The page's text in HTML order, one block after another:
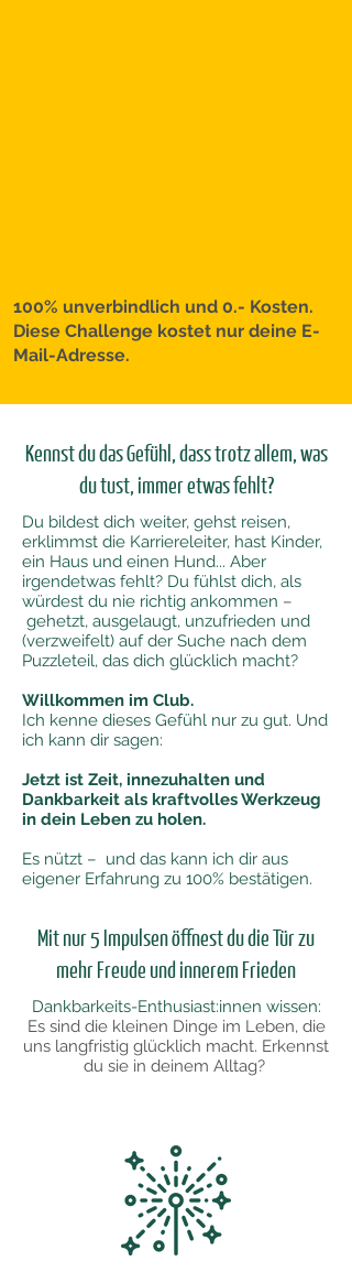
100% unverbindlich und 0.- Kosten.
Diese Challenge kostet nur deine E-
Mail-Adresse.
Kennst du das Gefühl, dass trotz allem, was
du tust, immer etwas fehlt?
Du bildest dich weiter, gehst reisen,
erklimmst die Karriereleiter, hast Kinder,
ein Haus und einen Hund... Aber
irgendetwas fehlt? Du fühlst dich, als
würdest du nie richtig ankommen –
gehetzt, ausgelaugt, unzufrieden und
(verzweifelt) auf der Suche nach dem
Puzzleteil, das dich glücklich macht?
Willkommen im Club.
Ich kenne dieses Gefühl nur zu gut. Und
ich kann dir sagen:
Jetzt ist Zeit, innezuhalten und
Dankbarkeit als kraftvolles Werkzeug
in dein Leben zu holen.
Es nützt – und das kann ich dir aus
eigener Erfahrung zu 100% bestätigen.
Mit nur 5 Impulsen öffnest du die Tür zu
mehr Freude und innerem Frieden
Dankbarkeits-Enthusiast:innen wissen:
Es sind die kleinen Dinge im Leben, die
uns langfristig glücklich macht. Erkennst
du sie in deinem Alltag?